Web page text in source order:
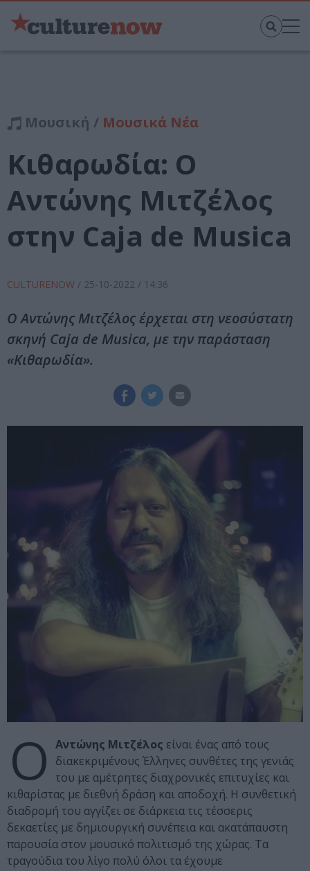
Μουσική / Μουσικά Νέα
Κιθαρωδία: Ο
Αντώνης Μιτζέλος
στην Caja de Musica
CULTURENOW / 25-10-2022 / 14:36
Ο Αντώνης Μιτζέλος έρχεται στη νεοσύστατη
σκηνή Caja de Musica, με την παράσταση
«Κιθαρωδία».
Ο Αντώνης Μιτζέλος είναι ένας από τους
διακεκριμένους Έλληνες συνθέτες της γενιάς
του με αμέτρητες διαχρονικές επιτυχίες και
κιθαρίστας με διεθνή δράση και αποδοχή. Η συνθετική
διαδρομή του αγγίζει σε διάρκεια τις τέσσερις
δεκαετίες με δημιουργική συνέπεια και ακατάπαυστη
παρουσία στον μουσικό πολιτισμό της χώρας. Τα
τραγούδια του λίγο πολύ όλοι τα έχουμε